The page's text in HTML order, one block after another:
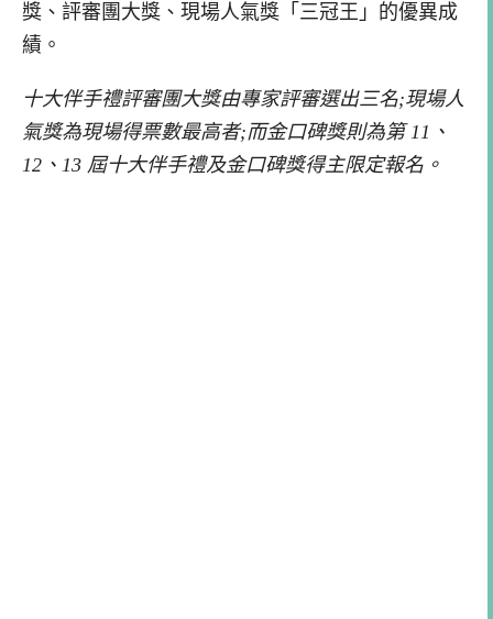
獎、評審團大獎、現場人氣獎「三冠王」的優異成
績。
十大伴手禮評審團大獎由專家評審選出三名;現場人
氣獎為現場得票數最高者;而金口碑獎則為第 11、
12、13 屆十大伴手禮及金口碑獎得主限定報名。